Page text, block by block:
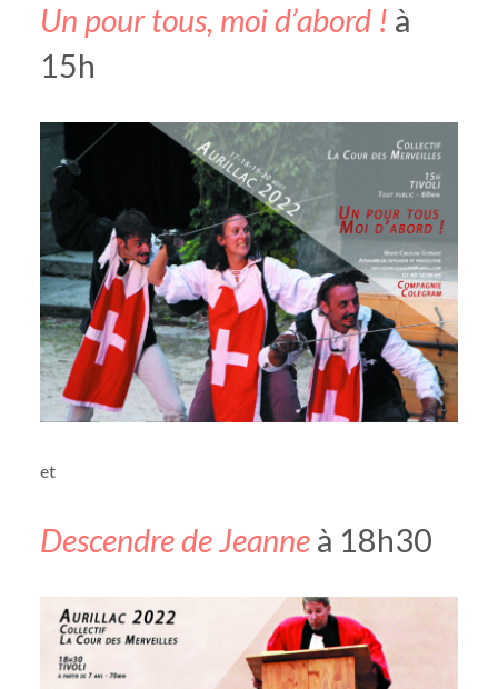
Un pour tous, moi d’abord ! à
15h
et
Descendre de Jeanneà 18h30